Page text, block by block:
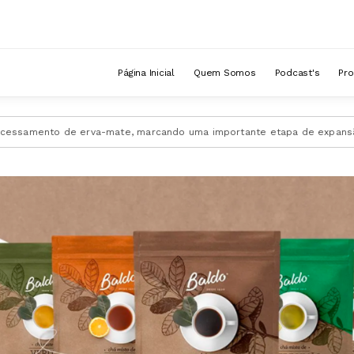
de noticias
Página Inicial Quem Somos Podcast's
uma importante etapa de expansão da empresa.